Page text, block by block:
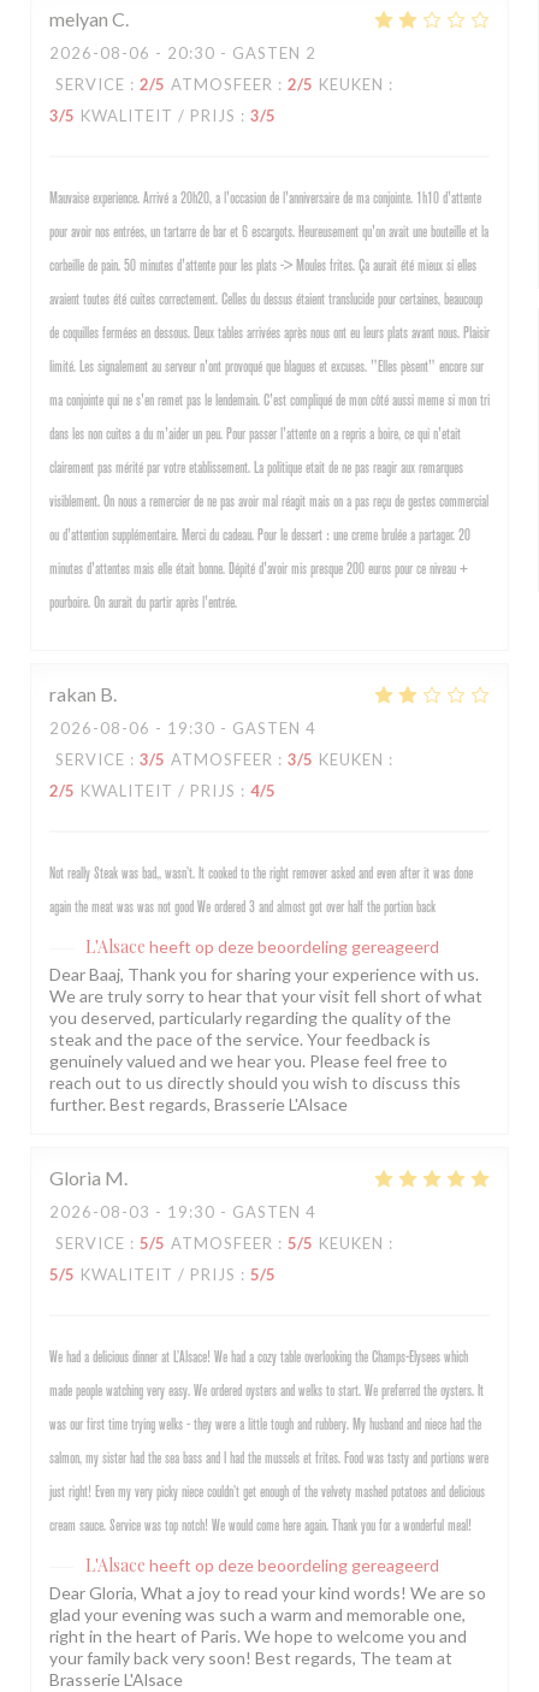
melyan C
2026-08-06 - 20:30 - GASTEN 2
SERVICE : 2/5 ATMOSFEER : 2/5 KEUKEN :
3/5 KWALITEIT / PRIJS : 3/5
Mauvaise experience. Arrivé a 20h20, a l'occasion de l'anniversaire de ma conjointe. 1h10 d'attente
pour avoir nos entrées, un tartarre de bar et 6 escargots. Heureusement qu'on avait une bouteille et la
corbeille de pain. 50 minutes d'attente pour les plats -> Moules frites. Ça aurait été mieux si elles
avaient toutes été cuites correctement. Celles du dessus étaient translucide pour certaines, beaucoup
de coquilles fermées en dessous. Deux tables arrivées après nous ont eu leurs plats avant nous. Plaisir
limité. Les signalement au serveur n'ont provoqué que blagues et excuses. "Elles pèsent" encore sur
ma conjointe qui ne s'en remet pas le lendemain. C'est compliqué de mon côté aussi meme si mon tri
dans les non cuites a du m'aider un peu. Pour passer l'attente on a repris a boire, ce qui n'etait
clairement pas mérité par votre etablissement. La politique etait de ne pas reagir aux remarques
visiblement. On nous a remercier de ne pas avoir mal réagit mais on a pas reçu de gestes commercial
ou d'attention supplémentaire. Merci du cadeau. Pour le dessert : une creme brulée a partager. 20
minutes d'attentes mais elle était bonne. Dépité d'avoir mis presque 200 euros pour ce niveau +
pourboire. On aurait du partir après l'entrée.
rakan B
2026-08-06 - 19:30 - GASTEN 4
SERVICE : 3/5 ATMOSFEER : 3/5 KEUKEN :
2/5 KWALITEIT / PRIJS : 4/5
Not really Steak was bad,, wasn’t. It cooked to the right remover asked and even after it was done
again the meat was was not good We ordered 3 and almost got over half the portion back
L'Alsace heeft op deze beoordeling gereageerd
Dear Baaj, Thank you for sharing your experience with us.
We are truly sorry to hear that your visit fell short of what
you deserved, particularly regarding the quality of the
steak and the pace of the service. Your feedback is
genuinely valued and we hear you. Please feel free to
reach out to us directly should you wish to discuss this
further. Best regards, Brasserie L'Alsace
Gloria M
2026-08-03 - 19:30 - GASTEN 4
SERVICE : 5/5 ATMOSFEER : 5/5 KEUKEN :
5/5 KWALITEIT / PRIJS : 5/5
We had a delicious dinner at L’Alsace! We had a cozy table overlooking the Champs-Elysees which
made people watching very easy. We ordered oysters and welks to start. We preferred the oysters. It
was our first time trying welks - they were a little tough and rubbery. My husband and niece had the
salmon, my sister had the sea bass and I had the mussels et frites. Food was tasty and portions were
just right! Even my very picky niece couldn’t get enough of the velvety mashed potatoes and delicious
cream sauce. Service was top notch! We would come here again. Thank you for a wonderful meal!
L'Alsace heeft op deze beoordeling gereageerd
Dear Gloria, What a joy to read your kind words! We are so
glad your evening was such a warm and memorable one,
right in the heart of Paris. We hope to welcome you and
your family back very soon! Best regards, The team at
Brasserie L'Alsace